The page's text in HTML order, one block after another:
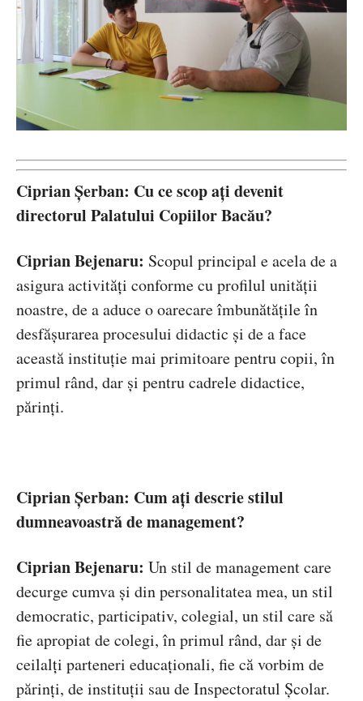
Ciprian Șerban: Cu ce scop ați devenit
directorul Palatului Copiilor Bacău?
Ciprian Bejenaru: Scopul principal e acela de a
asigura activități conforme cu profilul unității
noastre, de a aduce o oarecare îmbunătățile în
desfășurarea procesului didactic și de a face
această instituție mai primitoare pentru copii, în
primul rând, dar și pentru cadrele didactice,
părinți.
Ciprian Șerban: Cum ați descrie stilul
dumneavoastră de management?
Ciprian Bejenaru: Un stil de management care
decurge cumva și din personalitatea mea, un stil
democratic, participativ, colegial, un stil care să
fie apropiat de colegi, în primul rând, dar și de
ceilalți parteneri educaționali, fie că vorbim de
părinți, de instituții sau de Inspectoratul Școlar.